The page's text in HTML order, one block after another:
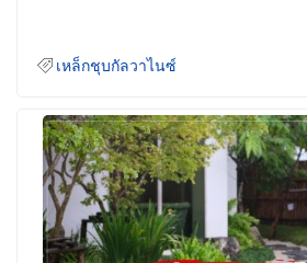
เหล็กชุบกัลวาไนซ์